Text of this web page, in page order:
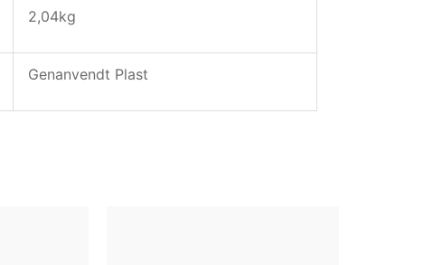
2,04kg
Genanvendt Plast